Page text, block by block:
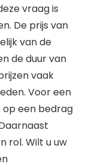
vraag is
De prijs van
van de
de duur van
vaak
Voor een
een bedrag
rol. Wilt u uw